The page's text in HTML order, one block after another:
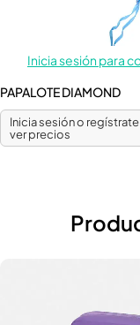
Inicia sesión para
PAPALOTE DIAMOND
Inicia sesión o
ver precios